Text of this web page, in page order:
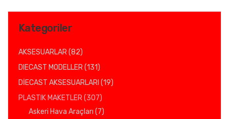
Kategoriler
AKSESUARLAR (82)
DIECAST MODELLER (131)
DİECAST AKSESUARLARI (19)
PLASTIK MAKETLER (307)
Askeri Hava Araçları (7)